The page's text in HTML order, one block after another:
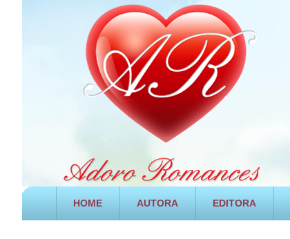
HOME AUTORA EDITORA